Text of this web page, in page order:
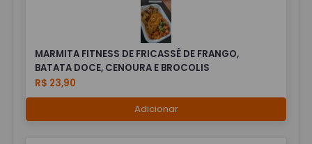
MARMITA FITNESS DE FRICASSÊ DE FRANGO,
BATATA DOCE, CENOURA E BROCOLIS
R$ 23,90
Adicionar